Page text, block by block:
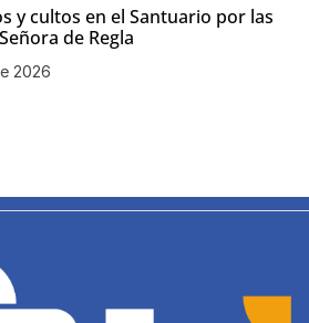
y cultos en el Santuario por las
de Regla
2026